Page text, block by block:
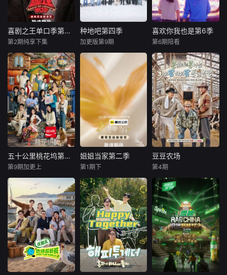
喜剧之王单口季第三季
节目将延续从小人
物到喜剧之王的故
事，汇聚来自全国
各地脱口秀俱乐部
的优秀单口喜剧演
员和漫才组合。每
一位“小人物”都将
带着真实感与鲜活
的生命力站上舞
台，他们不设限不
被定义，在喜剧的
成为独一
喜剧之王单口季第三季
第2期纯享下集
种地吧第四季
十个勤天从后陡门
出发，深入中国最
具特色的农业产
区！秉持着“见天地
之广阔，解民生之
多艰”的信念，以青
年之力，担新农人
之责。展现真实劳
作的热血与温度，
呈现当代中国农业
的蓬勃画卷。
种地吧第四季
加更版第9期
喜欢你我也是第6季
来自不同地域、不
同工作、不同教育
背景、不同情感阅
历的10位20+青年
单身男女，他
（她）们以旅行开
篇，向四城出发，
敢爱前行，开启“恋
爱假期”。这一次，
让彼此从旅行的美
景中卸下防备，在
彼此
喜欢你我也是第6季
第6期陪看
五十公里桃花坞第6季
桃花坞居民们回归
城市，设定“毛坯人
生”主题，在烟火气
中重新焕活被遗忘
的城市角落，完成
一次从诗与远方到
城市烟火的社交实
验，继续踏上治愈
之旅。
五十公里桃花坞第6季
第9期加更上
姐姐当家第二季
一档聚焦“中女群
体”的女性生活观察
类真人秀，节目邀
请处于不同年龄、
情感、事业和个人
成长状态下的“中
女”，以她们的生活
为“中女”样本，去
探讨关于情感婚
姐姐当家第二季
第1期下
豆豆农场
都敬秀
值得信赖的真实喜
剧《种豆得豆》系
列强势回归！这
次，他们来到了农
场。真朋友三人组
李光洙、金宇彬和
都暻秀在济州岛体
验农场生活。
豆豆农场
第4期